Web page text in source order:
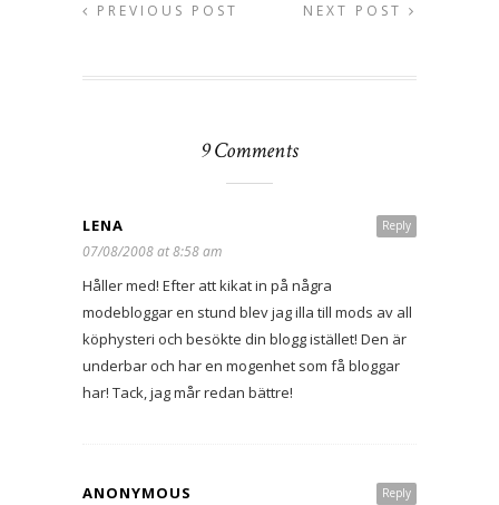
PREVIOUS POST NEXT POST
9 Comments
Reply
LENA
07/08/2008 at 8:58 am
Håller med! Efter att kikat in på några
modebloggar en stund blev jag illa till mods av all
köphysteri och besökte din blogg istället! Den är
underbar och har en mogenhet som få bloggar
har! Tack, jag mår redan bättre!
Reply
ANONYMOUS